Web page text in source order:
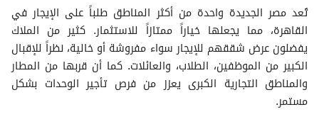
تُعد مصر الجديدة واحدة من أكثر المناطق طلباً على الإيجار في
القاهرة، مما يجعلها خياراً ممتازاً للاستثمار. كثير من الملاك
يفضلون عرض شققهم للإيجار سواء مفروشة أو خالية، نظراً للإقبال
الكبير من الموظفين، الطلاب، والعائلات. كما أن قربها من المطار
والمناطق التجارية الكبرى يعزز من فرص تأجير الوحدات بشكل
مستمر.